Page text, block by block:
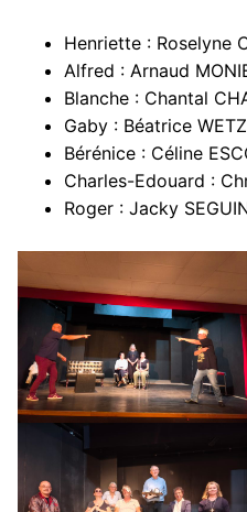
Henriette : Roselyne
Alfred : Arnaud
Blanche : Chantal
Gaby : Béatrice
Bérénice : Céline
Charles-Edouard :
Roger : Jacky